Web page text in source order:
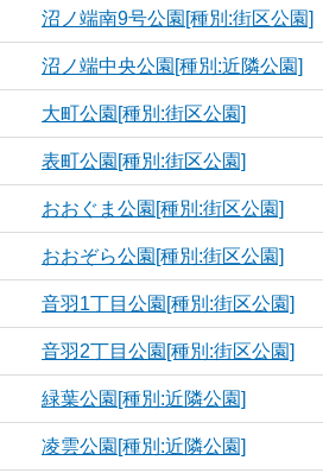
沼ノ端南9号公園[種別:街区公園]
沼ノ端中央公園[種別:近隣公園]
大町公園[種別:街区公園]
表町公園[種別:街区公園]
おおぐま公園[種別:街区公園]
おおぞら公園[種別:街区公園]
音羽1丁目公園[種別:街区公園]
音羽2丁目公園[種別:街区公園]
緑葉公園[種別:近隣公園]
凌雲公園[種別:近隣公園]